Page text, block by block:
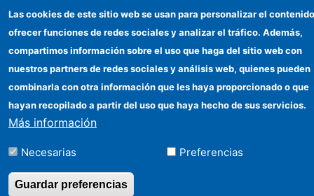
Contacto
©Copyright 2026 Todos los derechos reservados
Las cookies de este sitio web se usan para personalizar el
ofrecer funciones de redes sociales y analizar el tráfico. Además,
compartimos información sobre el uso que haga del sitio web con
nuestros partners de redes sociales y análisis web, quienes pueden
combinarla con otra información que les haya proporcionado o que
hayan recopilado a partir del uso que haya hecho de sus servicios.
Más información
Necesarias Preferencias
Guardar preferencias